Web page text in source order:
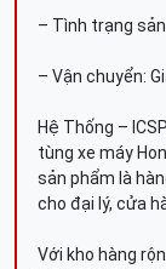
– Tình trạng
– Vận chuyển:
Hệ Thống –
tùng xe máy
sản phẩm là
cho đại lý, cửa
Với kho hàng